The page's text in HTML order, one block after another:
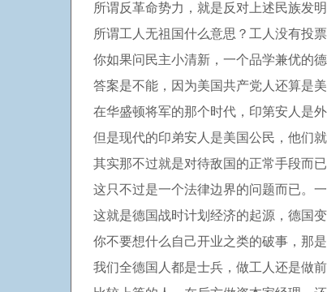
所谓反革命势力，就是反对上述民族发
所谓工人无祖国什么意思？工人没有投
你如果问民主小清新，一个品学兼优的
答案是不能，因为美国共产党人还算是
在华盛顿将军的那个时代，印第安人是
但是现代的印弟安人是美国公民，他们
其实那不过就是对待敌国的正常手段而
这只不过是一个法律边界的问题而已。
这就是德国战时计划经济的起源，德国
你不要想什么自己开业之类的破事，那
我们全德国人都是士兵，做工人还是做